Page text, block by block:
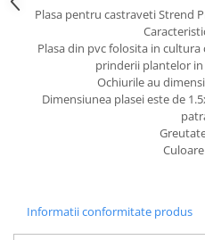
Lampi de veghe copii
Proiectoare
Veioze si lampi
CRACIUN
Globuri
Instalatii de Craciun
Plasa pentru castraveti Strend
Plasa din pvc folosita in
prinderii plantelor
Ochiurile au
Dimensiunea plasei este de
Informatii conformitate produs